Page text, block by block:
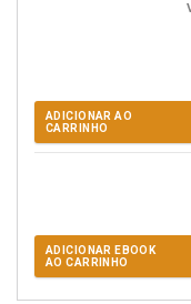
ADICIONAR AO
CARRINHO
ADICIONAR EBOOK
AO CARRINHO